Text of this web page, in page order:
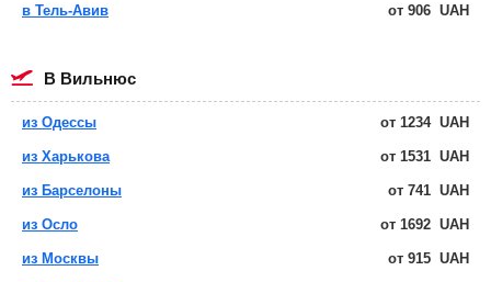
в Тель-Авив от 906 UAH
в Вильнюс
из Одессы от 1234 UAH
из Харькова от 1531 UAH
из Барселоны от 741 UAH
из Осло от 1692 UAH
из Москвы от 915 UAH